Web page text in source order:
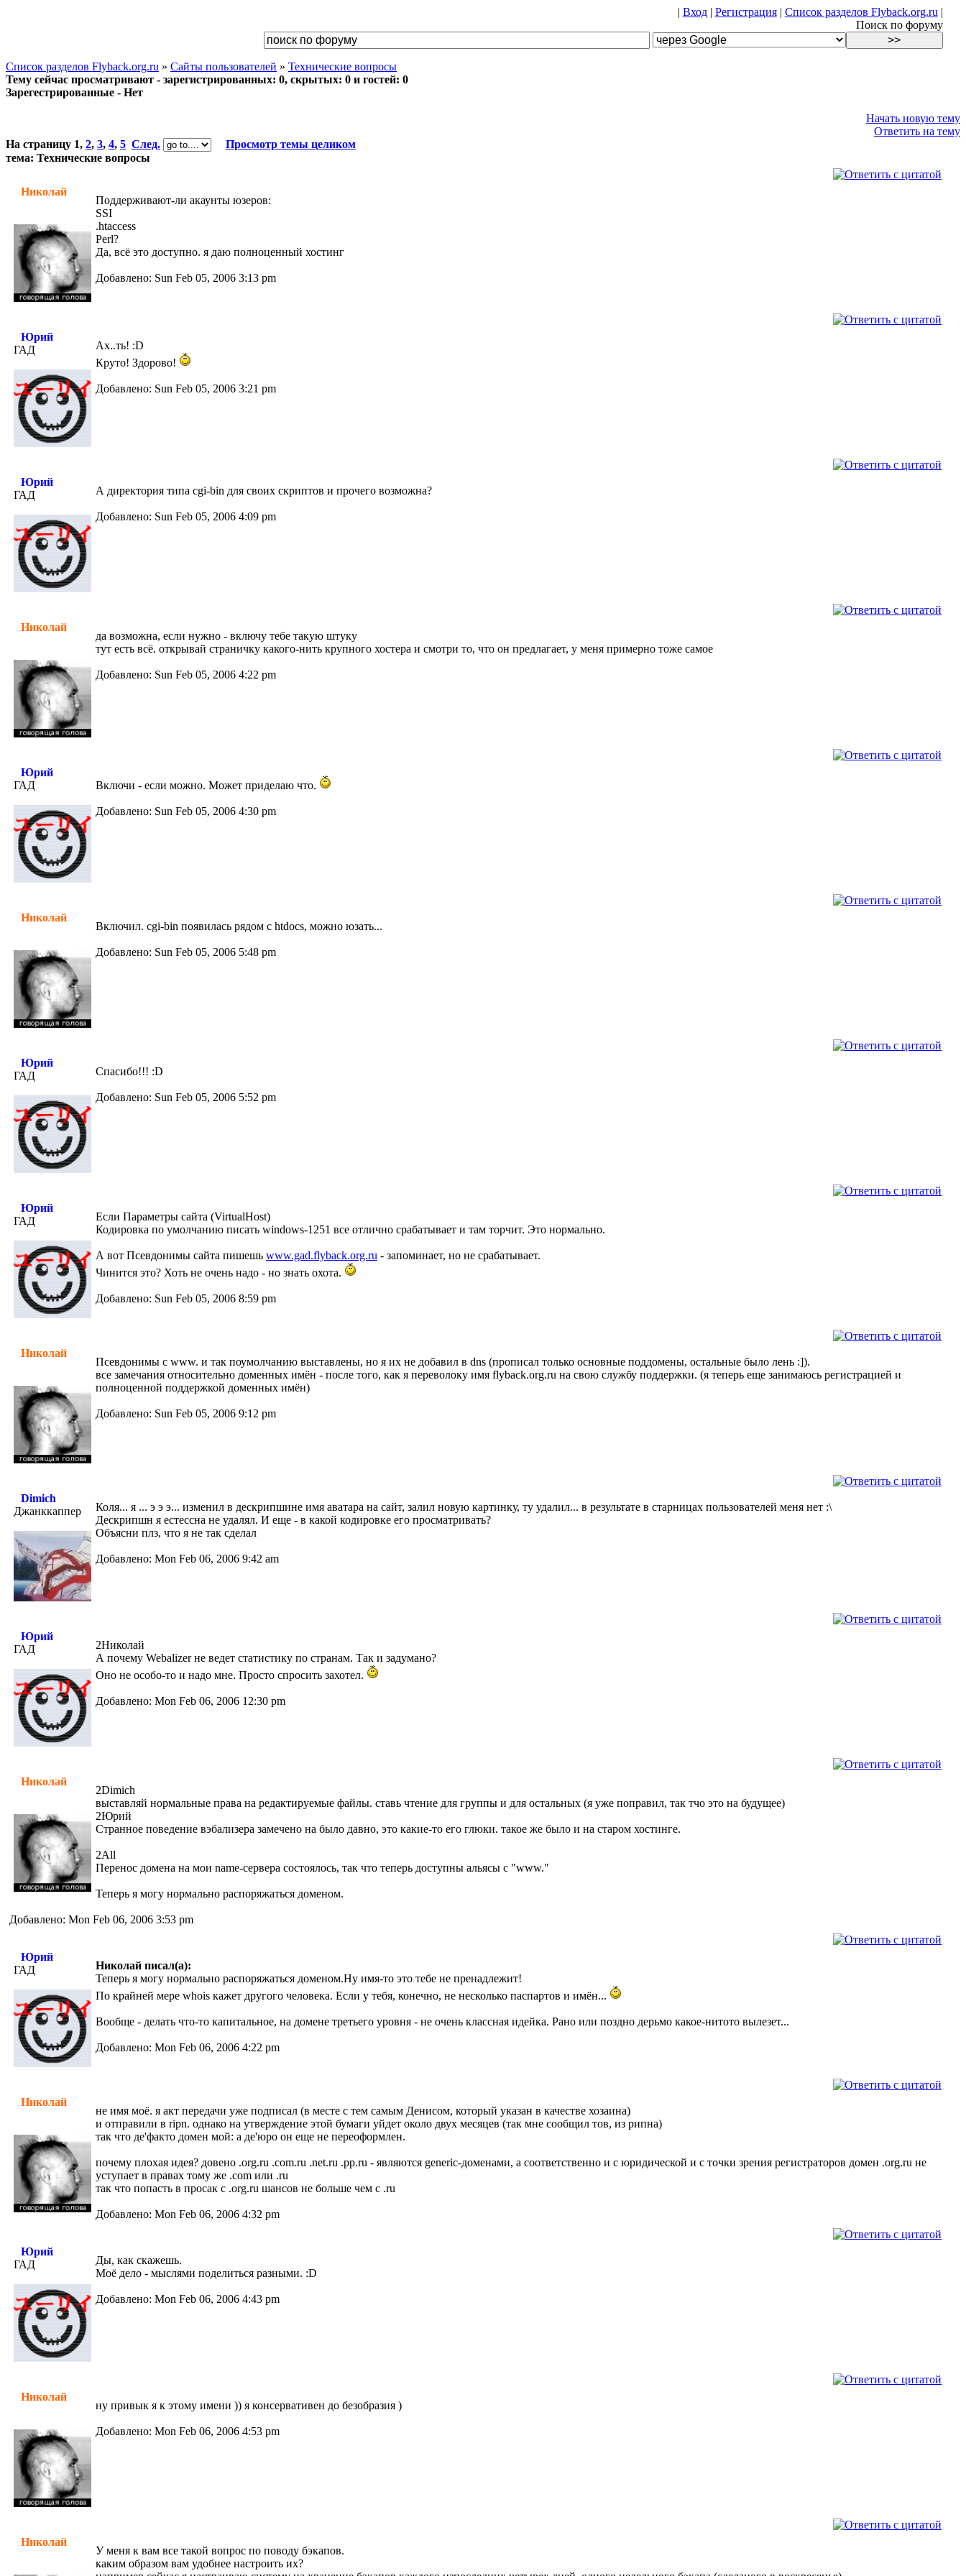
| Вход| Регистрация| Список разделов Flyback.org.ru |
Поиск по форуму
Список разделов Flyback.org.ru » Сайты пользователей » Технические вопросы
Тему сейчас просматривают - зарегистрированных: 0, скрытых: 0 и гостей: 0
Зарегестрированные - Нет
Начать новую тему
Ответить на тему
На страницу 1, 2, 3, 4, 5 След.
Просмотр темы целиком
тема: Технические вопросы
Николай
Поддерживают-ли акаунты юзеров:
SSI
.htaccess
Perl?
Да, всё это доступно. я даю полноценный хостинг
Добавлено: Sun Feb 05, 2006 3:13 pm
Юрий
ГАД
Ах..ть! :D
Круто! Здорово!
Добавлено: Sun Feb 05, 2006 3:21 pm
Юрий
ГАД
А директория типа cgi-bin для своих скриптов и прочего возможна?
Добавлено: Sun Feb 05, 2006 4:09 pm
Николай
да возможна, если нужно - включу тебе такую штуку
тут есть всё. открывай страничку какого-нить крупного хостера и смотри то, что он предлагает, у меня примерно тоже самое
Добавлено: Sun Feb 05, 2006 4:22 pm
Юрий
ГАД
Включи - если можно. Может приделаю что.
Добавлено: Sun Feb 05, 2006 4:30 pm
Николай
Включил. cgi-bin появилась рядом с htdocs, можно юзать...
Добавлено: Sun Feb 05, 2006 5:48 pm
Юрий
ГАД
Спасибо!!! :D
Добавлено: Sun Feb 05, 2006 5:52 pm
Юрий
ГАД
Если Параметры сайта (VirtualHost)
Кодировка по умолчанию писать windows-1251 все отлично срабатывает и там торчит. Это нормально.
А вот Псевдонимы сайта пишешь www.gad.flyback.org.ru - запоминает, но не срабатывает.
Чинится это? Хоть не очень надо - но знать охота.
Добавлено: Sun Feb 05, 2006 8:59 pm
Николай
Псевдонимы с www. и так поумолчанию выставлены, но я их не добавил в dns (прописал только основные поддомены, остальные было лень :]).
все замечания относительно доменных имён - после того, как я переволоку имя flyback.org.ru на свою службу поддержки. (я теперь еще занимаюсь регистрацией и
полноценной поддержкой доменных имён)
Добавлено: Sun Feb 05, 2006 9:12 pm
Dimich
Джанккаппер
Коля... я ... э э э... изменил в дескрипшине имя аватара на сайт, залил новую картинку, ту удалил... в результате в старницах пользователей меня нет :\
Дескрипшн я естессна не удалял. И еще - в какой кодировке его просматривать?
Объясни плз, что я не так сделал
Добавлено: Mon Feb 06, 2006 9:42 am
Юрий
ГАД
2Николай
А почему Webalizer не ведет статистику по странам. Так и задумано?
Оно не особо-то и надо мне. Просто спросить захотел.
Добавлено: Mon Feb 06, 2006 12:30 pm
Николай
2Dimich
выставляй нормальные права на редактируемые файлы. ставь чтение для группы и для остальных (я уже поправил, так тчо это на будущее)
2Юрий
Странное поведение вэбализера замечено на было давно, это какие-то его глюки. такое же было и на старом хостинге.
2All
Перенос домена на мои name-сервера состоялось, так что теперь доступны альясы с "www."
Теперь я могу нормально распоряжаться доменом.
Добавлено: Mon Feb 06, 2006 3:53 pm
Юрий
ГАД
Николай писал(а):
Теперь я могу нормально распоряжаться доменом.Ну имя-то это тебе не пренадлежит!
По крайней мере whois кажет другого человека. Если у тебя, конечно, не несколько паспартов и имён...
Вообще - делать что-то капитальное, на домене третьего уровня - не очень классная идейка. Рано или поздно дерьмо какое-нитото вылезет...
Добавлено: Mon Feb 06, 2006 4:22 pm
Николай
не имя моё. я акт передачи уже подписал (в месте с тем самым Денисом, который указан в качестве хозаина)
и отправили в ripn. однако на утверждение этой бумаги уйдет около двух месяцев (так мне сообщил тов, из рипна)
так что де'факто домен мой: а де'юро он еще не переоформлен.
почему плохая идея? довено .org.ru .com.ru .net.ru .pp.ru - являются generic-доменами, а соответственно и с юридической и с точки зрения регистраторов домен .org.ru не
уступает в правах тому же .com или .ru
так что попасть в просак с .org.ru шансов не больше чем с .ru
Добавлено: Mon Feb 06, 2006 4:32 pm
Юрий
ГАД
Ды, как скажешь.
Моё дело - мыслями поделиться разными. :D
Добавлено: Mon Feb 06, 2006 4:43 pm
Николай
ну привык я к этому имени )) я консервативен до безобразия )
Добавлено: Mon Feb 06, 2006 4:53 pm
Николай
У меня к вам все такой вопрос по поводу бэкапов.
каким образом вам удобнее настроить их?